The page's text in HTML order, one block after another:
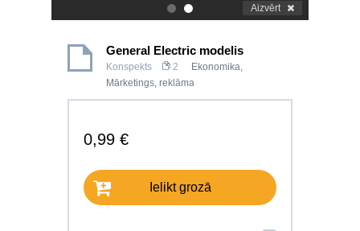
. Aizvērt
General Electric modelis
Konspekts 2 Ekonomika,
Mārketings, reklāma
0,99 €
Ielikt grozā